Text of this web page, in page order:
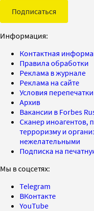
Подписаться
Информация:
Контактная
Правила обработки
Реклама в журнале
Реклама на сайте
Условия перепечатки
Архив
Вакансии в Forbes
Сканер иноагентов,
терроризму и
нежелательными
Подписка на
Мы в соцсетях:
Telegram
ВКонтакте
YouTube